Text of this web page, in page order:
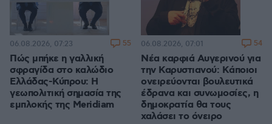
Πώς μπήκε η γαλλική
σφραγίδα στο καλώδιο
Ελλάδας-Κύπρου: Η
γεωπολιτική σημασία της
εμπλοκής της Meridiam
06.08.2026, 07:23 55
Νέα καρφιά Αυγερινού για
την Καρυστιανού: Kάποιοι
ονειρεύονται βουλευτικά
έδρανα και συνωμοσίες, η
δημοκρατία θα τους
χαλάσει το όνειρο
06.08.2026, 07:01 54